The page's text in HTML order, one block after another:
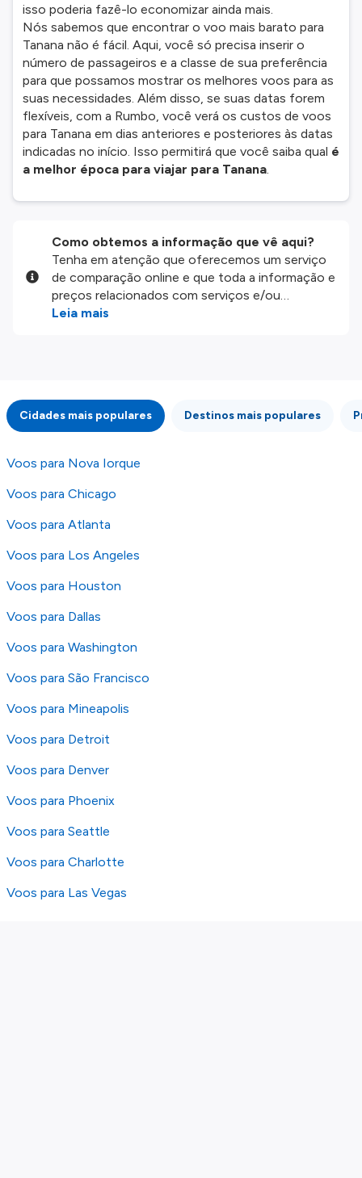
isso poderia fazê-lo economizar ainda mais.
Nós sabemos que encontrar o voo mais barato para
Tanana não é fácil. Aqui, você só precisa inserir o
número de passageiros e a classe de sua preferência
para que possamos mostrar os melhores voos para as
suas necessidades. Além disso, se suas datas forem
flexíveis, com a Rumbo, você verá os custos de voos
para Tanana em dias anteriores e posteriores às datas
indicadas no início. Isso permitirá que você saiba qual é
a melhor época para viajar para Tanana.
Como obtemos a informação que vê aqui?
Tenha em atenção que oferecemos um serviço
de comparação online e que toda a informação e
preços relacionados com serviços e/ou
produtos disponíveis no nosso website são
integridade ou pela precisão da informação
publicada, por isso verifique com atenção todas
as condições no website do parceiro antes de
fazer uma reserva. Para mais detalhes verifique
os nossosTermos e Condições
Leia mais
Cidades mais populares Destinos mais populares
Voos para Nova Iorque
Voos para Chicago
Voos para Atlanta
Voos para Los Angeles
Voos para Houston
Voos para Dallas
Voos para Washington
Voos para São Francisco
Voos para Mineapolis
Voos para Detroit
Voos para Denver
Voos para Phoenix
Voos para Seattle
Voos para Charlotte
Voos para Las Vegas